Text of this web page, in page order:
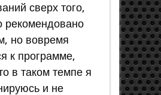
сверх того,
рекомендовано
но вовремя
к программе,
в таком темпе я
и не